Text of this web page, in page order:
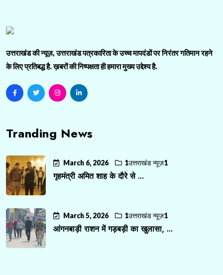
उत्तराखंड की न्यूज़, उत्तराखंड पत्रकारिता के उच्च मापदंडों पर निरंतर गतिमान रहने
के लिए प्रतिबद्ध है. ख़बरों की निष्पक्षता ही हमारा मुख्य उद्देश्य है.
Tranding News
March 6, 2026 1उत्तराखंड न्यूज़1
गृहमंत्री अमित शाह के दौरे से ...
March 5, 2026 1उत्तराखंड न्यूज़1
आंगनबाड़ी राशन में गड़बड़ी का खुलासा, ...